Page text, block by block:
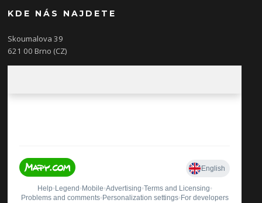
KDE NÁS NAJDETE
Skoumalova 39
621 00 Brno (CZ)